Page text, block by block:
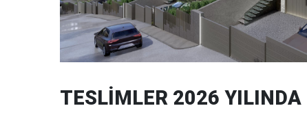
TESLİMLER 2026 YILINDA